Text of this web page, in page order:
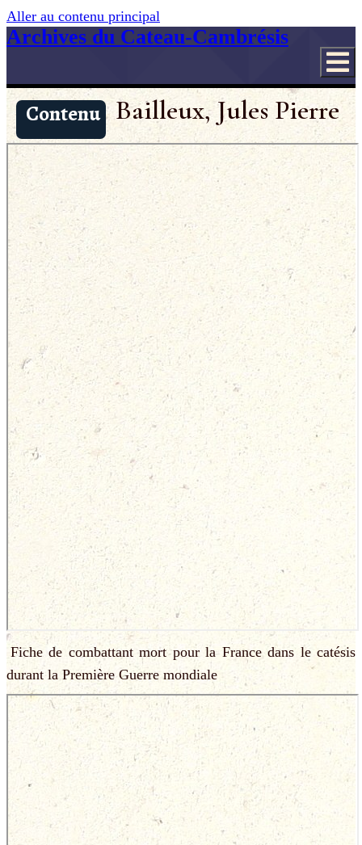
Aller au contenu principal
Archives du Cateau-Cambrésis
Contenu Bailleux, Jules Pierre
Fiche de combattant mort pour la France dans le catésis
durant la Première Guerre mondiale